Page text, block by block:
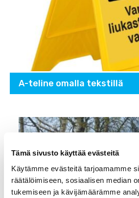
Tämä sivusto käyttää evästeitä
Käytämme evästeitä tarjoamamme
räätälöimiseen, sosiaalisen median
tukemiseen ja kävijämäärämme
A-teline omalla tekstillä